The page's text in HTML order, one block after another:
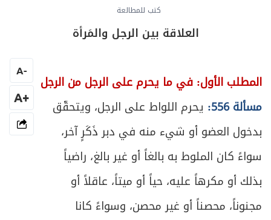
كتب للمطالعة
العلاقة بين الرجل والمَرأة
المطلب الأول: في ما يحرم على الرجل من الرجل
مسألة 556:
يحرم اللواط على الرجل، ويتحقّق
بدخول العضو أو شيء منه في دبر ذَكَرٍ آخر،
سواءً كان الملوط به بالغاً أو غير بالغ، راضياً
بذلك أو مكرهاً عليه، حياً أو ميتاً، عاقلاً أو
مجنوناً، محصناً أو غير محصن، وسواءً كانا
-
A
+A
الفصل الثاني: في العقد والمتعاقدين
465 المبحث الثاني: في أهلية المتعاقدين
472 المبحث الثالث: في أحكام البطلان والفسخ
ص491 الفصل الثالث: في آثار الزواج
493 المبحث الأول: في المهر وأحكامه